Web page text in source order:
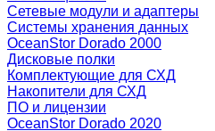
Сетевые модули и адаптеры
Системы хранения данных
OceanStor Dorado 2000
Дисковые полки
Комплектующие для СХД
Накопители для СХД
ПО и лицензии
OceanStor Dorado 2020